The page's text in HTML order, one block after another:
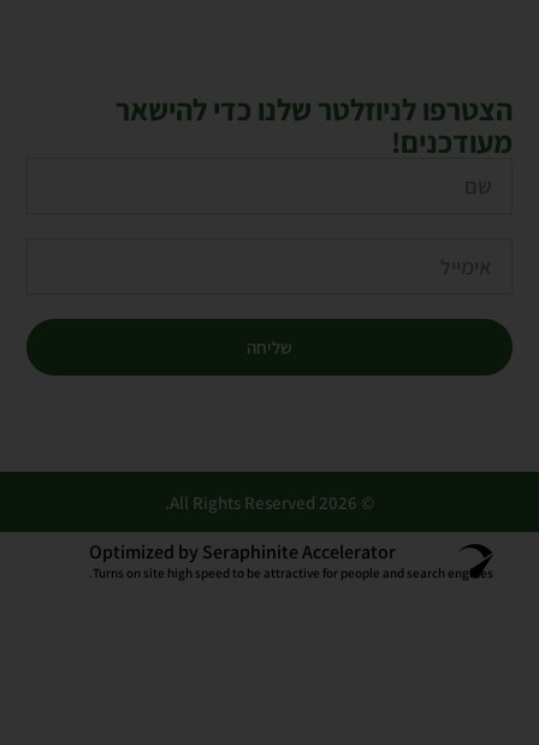
הצטרפו לניוזלטר שלנו כדי להישאר
מעודכנים!
שליחה
© 2026 All Rights Reserved.
Optimized by Seraphinite Accelerator
Turns on site high speed to be attractive for people and search engines.